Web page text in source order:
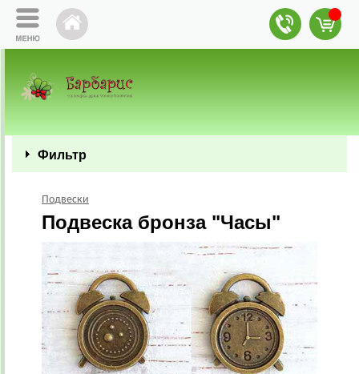
Фильтр
Подвески
Подвеска бронза "Часы"